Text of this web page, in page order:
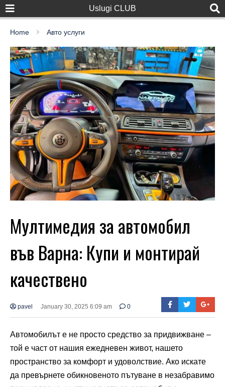
Uslugi CLUB
Home Авто услуги
Мултимедия за автомобил
във Варна: Купи и монтирай
качествено
pavel January 30, 2025 6:09 am 0
Автомобилът е не просто средство за придвижване –
той е част от нашия ежедневен живот, нашето
пространство за комфорт и удоволствие. Ако искате
да превърнете обикновеното пътуване в незабравимо